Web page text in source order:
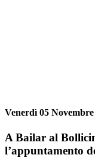
Venerdì 05 Novembre
A Bailar al
l’appuntamento